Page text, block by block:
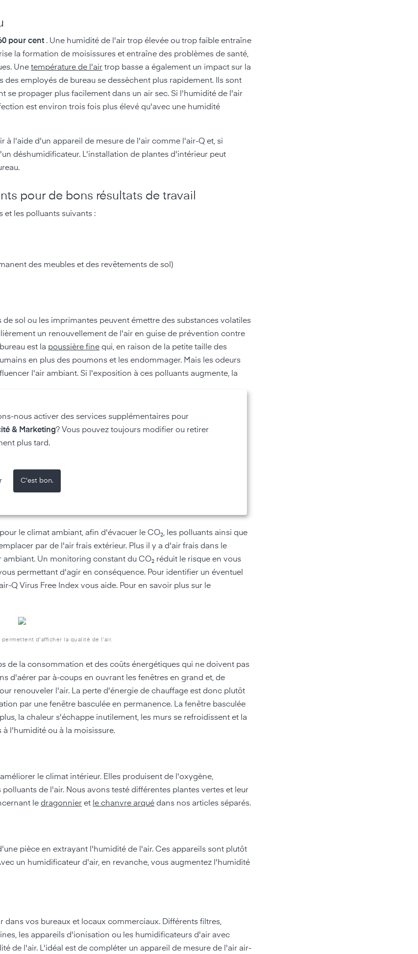
pour cent . Une humidité de l'air trop élevée ou trop faible entraîne
la formation de moisissures et entraîne des problèmes de santé,
Unetempérature de l'air trop basse a également un impact sur la
employés de bureau se dessèchent plus rapidement. Ils sont
se propager plus facilement dans un air sec. Si l'humidité de l'air
est environ trois fois plus élevé qu'avec une humidité
l'aide d'un appareil de mesure de l'air comme l'air-Q et, si
déshumidificateur. L'installation de plantes d'intérieur peut
pour de bons résultats de travail
et les polluants suivants :
des meubles et des revêtements de sol)
sol ou les imprimantes peuvent émettre des substances volatiles
un renouvellement de l'air en guise de prévention contre
est la poussière fine qui, en raison de la petite taille des
en plus des poumons et les endommager. Mais les odeurs
l'air ambiant. Si l'exposition à ces polluants augmente, la
intérieur au bureau ?
ou des maux de tête, la qualité de l'air au bureau est trop
que vous ne ressentiez une mauvaise qualité de l'air, les
Nous vous dévoilons maintenant ce qui peut aider à
le climat ambiant, afin d'évacuer le CO₂, les polluants ainsi que
par de l'air frais extérieur. Plus il y a d'air frais dans le
Un monitoring constant du CO₂ réduit le risque en vous
permettant d'agir en conséquence. Pour identifier un éventuel
Q Virus Free Index vous aide. Pour en savoir plus sur le
permettent d'afficher la qualité de l'air.
de la consommation et des coûts énergétiques qui ne doivent pas
d'aérer par à-coups en ouvrant les fenêtres en grand et, de
renouveler l'air. La perte d'énergie de chauffage est donc plutôt
par une fenêtre basculée en permanence. La fenêtre basculée
la chaleur s'échappe inutilement, les murs se refroidissent et la
l'humidité ou à la moisissure.
le climat intérieur. Elles produisent de l'oxygène,
de l'air. Nous avons testé différentes plantes vertes et leur
ledragonnier et le chanvre arqué dans nos articles séparés.
pièce en extrayant l'humidité de l'air. Ces appareils sont plutôt
un humidificateur d'air, en revanche, vous augmentez l'humidité
vos bureaux et locaux commerciaux. Différents filtres,
les appareils d'ionisation ou les humidificateurs d'air avec
de l'air. L'idéal est de compléter un appareil de mesure de l'air air-
nous activer des services supplémentaires pour
& Marketing? Vous pouvez toujours modifier ou retirer
plus tard.
C'est bon.